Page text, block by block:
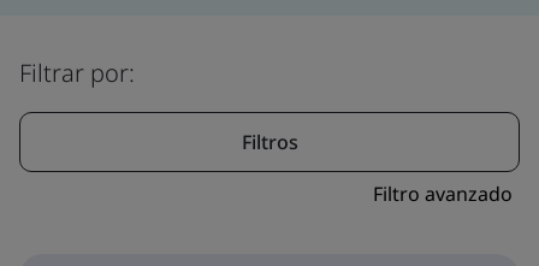
Filtrar por:
Filtros
Filtro avanzado